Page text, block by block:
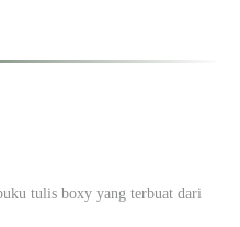
tulis boxy yang terbuat dari